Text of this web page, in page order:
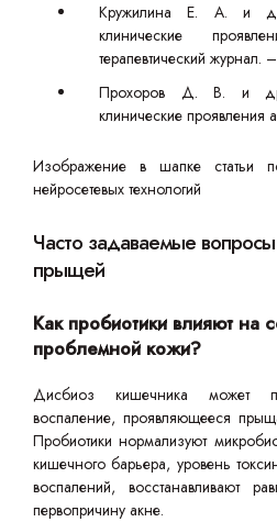
Кружилина Е. А. и
клинические
терапевтический
Прохоров Д. В. и
клинические
Изображение в шапке статьи
нейросетевых технологий
Часто задаваемые
прыщей
Как пробиотики влияют на
проблемной кожи?
Дисбиоз кишечника может
воспаление, проявляющееся
Пробиотики нормализуют
кишечного барьера, уровень
воспалений, восстанавливают
первопричину акне.